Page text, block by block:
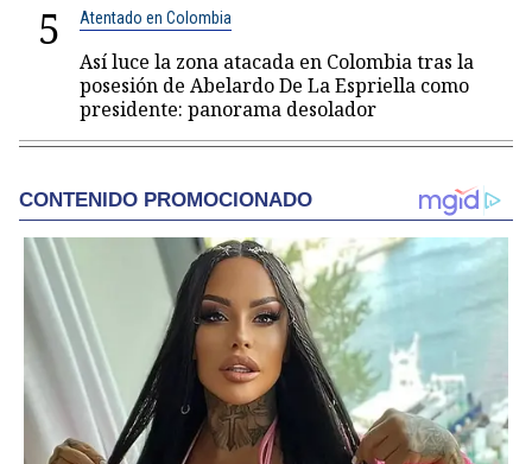
5 Atentado en Colombia
Así luce la zona atacada en Colombia tras la
posesión de Abelardo De La Espriella como
presidente: panorama desolador